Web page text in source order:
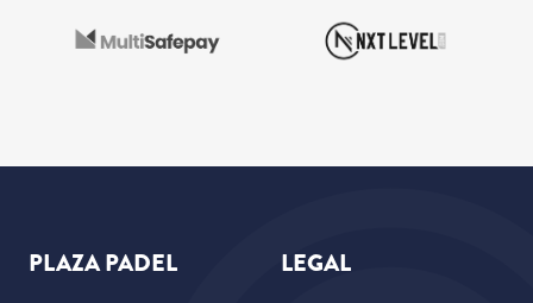
PLAZA PADEL LEGAL